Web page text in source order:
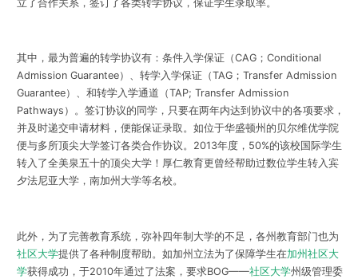
立了合作关系，签订了各类转学协议，保证学生录取率。
其中，最为普遍的转学协议有：条件入学保证（CAG；Conditional
Admission Guarantee）、转学入学保证（TAG；Transfer Admission
Guarantee）、和转学入学通道（TAP; Transfer Admission
Pathways）。签订协议的同学，只要在两年内达到协议中的各项要求，
并及时递交申请材料，便能保证录取。如位于华盛顿州的贝尔维优学院
便与多所顶尖大学签订各类合作协议。2013年度，50%的该校国际学生
转入了全美泉五十的顶尖大学！厚仁教育更曾经帮助过数位学生转入宾
夕法尼亚大学，南加州大学等名校。
此外，为了完善教育系统，弥补四年制大学的不足，各州教育部门也为
社区大学提供了各种制度帮助。如加州立法为了保障学生在加州社区大
学获得成功，于2010年通过了法案，要求BOG——社区大学州级管理委